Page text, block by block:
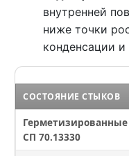
внутренней
ниже точки
конденсации
СОСТОЯНИЕ СТЫКОВ
СП 70.13330